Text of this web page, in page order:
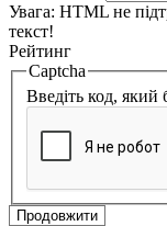
Увага: HTML не
текст!
Рейтинг
Captcha
Введіть код, який
Продовжити